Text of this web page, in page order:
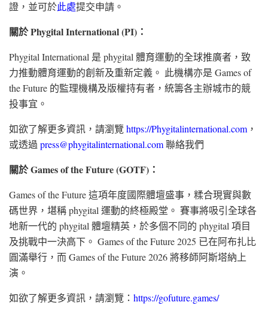
證，並可於此處提交申請。
關於 Phygital International (PI)：
Phygital International 是 phygital 體育運動的全球推廣者，致
力推動體育運動的創新及重新定義。 此機構亦是 Games of
the Future 的監理機構及版權持有者，統籌各主辦城市的競
投事宜。
如欲了解更多資訊，請瀏覽https://Phygitalinternational.com ，
或透過 press@phygitalinternational.com聯絡我們
關於 Games of the Future (GOTF)：
Games of the Future 這項年度國際體壇盛事，糅合現實與數
碼世界，堪稱 phygital 運動的終極殿堂。 賽事將吸引全球各
地新一代的 phygital 體壇精英，於多個不同的 phygital 項目
及挑戰中一決高下。 Games of the Future 2025 已在阿布扎比
圓滿舉行，而 Games of the Future 2026 將移師阿斯塔納上
演。
如欲了解更多資訊，請瀏覽： https://gofuture.games/